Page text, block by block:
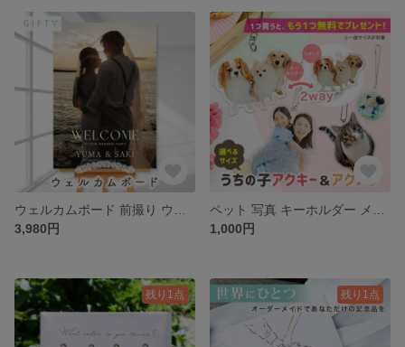
3,980円
1,000円
残り1点 残り1点